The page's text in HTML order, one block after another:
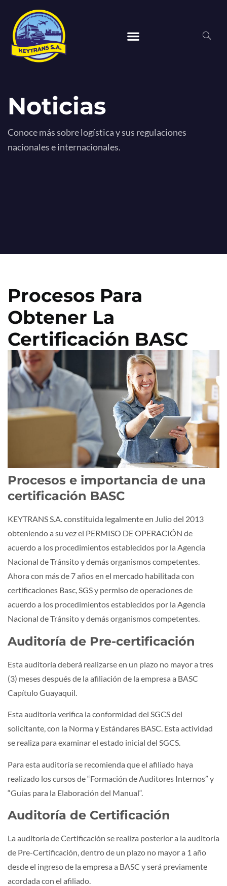
Noticias
Conoce más sobre logística y sus regulaciones
nacionales e internacionales.
Procesos Para
Obtener La
Certificación BASC
Procesos e importancia de una
certificación BASC
KEYTRANS S.A. constituida legalmente en Julio del 2013
obteniendo a su vez el PERMISO DE OPERACIÓN de
acuerdo a los procedimientos establecidos por la Agencia
Nacional de Tránsito y demás organismos competentes.
Ahora con más de 7 años en el mercado habilitada con
certificaciones Basc, SGS y permiso de operaciones de
acuerdo a los procedimientos establecidos por la Agencia
Nacional de Tránsito y demás organismos competentes.
Auditoría de Pre-certificación
Esta auditoría deberá realizarse en un plazo no mayor a tres
(3) meses después de la afiliación de la empresa a BASC
Capítulo Guayaquil.
Esta auditoría verifica la conformidad del SGCS del
solicitante, con la Norma y Estándares BASC. Esta actividad
se realiza para examinar el estado inicial del SGCS.
Para esta auditoría se recomienda que el afiliado haya
realizado los cursos de “Formación de Auditores Internos” y
“Guías para la Elaboración del Manual“.
Auditoría de Certificación
La auditoría de Certificación se realiza posterior a la auditoría
de Pre-Certificación, dentro de un plazo no mayor a 1 año
desde el ingreso de la empresa a BASC y será previamente
acordada con el afiliado.